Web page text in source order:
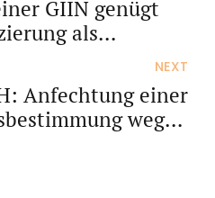
GIIN genügt
als
NEXT
Anfechtung einer
wegen